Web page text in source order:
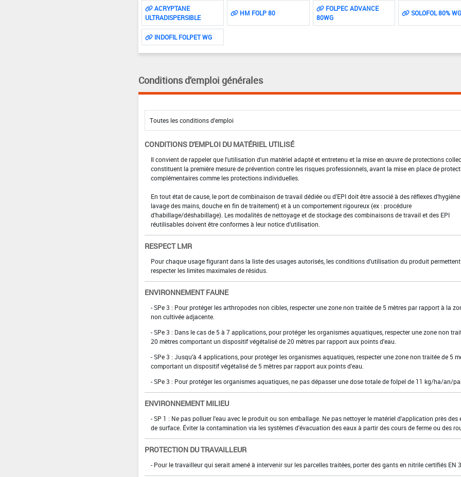
ACRYPTANE
ULTRADISPERSIBLE
HM FOLP 80
FOLPEC ADVANCE
80WG
SOLOFOL 80% WG
INDOFIL FOLPET WG
Conditions d'emploi générales
CONDITIONS D'EMPLOI DU MATÉRIEL UTILISÉ
Il convient de rappeler que l'utilisation d'un matériel adapté et entretenu et la mise en œuvre de protections
constituent la première mesure de prévention contre les risques professionnels, avant la mise en place de
complémentaires comme les protections individuelles.
En tout état de cause, le port de combinaison de travail dédiée ou d'EPI doit être associé à des réflexes d'hygiène
lavage des mains, douche en fin de traitement) et à un comportement rigoureux (ex : procédure
d'habillage/déshabillage). Les modalités de nettoyage et de stockage des combinaisons de travail et des EPI
réutilisables doivent être conformes à leur notice d'utilisation.
RESPECT LMR
Pour chaque usage figurant dans la liste des usages autorisés, les conditions d'utilisation du produit
respecter les limites maximales de résidus.
ENVIRONNEMENT FAUNE
- SPe 3 : Pour protéger les arthropodes non cibles, respecter une zone non traitée de 5 mètres par rapport à la
non cultivée adjacente.
- SPe 3 : Dans le cas de 5 à 7 applications, pour protéger les organismes aquatiques, respecter une zone non
20 mètres comportant un dispositif végétalisé de 20 mètres par rapport aux points d'eau.
- SPe 3 : Jusqu'à 4 applications, pour protéger les organismes aquatiques, respecter une zone non traitée de 5
comportant un dispositif végétalisé de 5 mètres par rapport aux points d'eau.
- SPe 3 : Pour protéger les organismes aquatiques, ne pas dépasser une dose totale de folpel de 11 kg/ha/an/
ENVIRONNEMENT MILIEU
- SP 1 : Ne pas polluer l'eau avec le produit ou son emballage. Ne pas nettoyer le matériel d'application près des
de surface. Éviter la contamination via les systèmes d'évacuation des eaux à partir des cours de ferme ou des
PROTECTION DU TRAVAILLEUR
- Pour le travailleur qui serait amené à intervenir sur les parcelles traitées, porter des gants en nitrile certifiés EN